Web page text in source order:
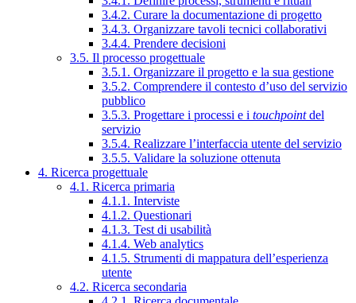
3.4.2. Curare la documentazione di progetto
3.4.3. Organizzare tavoli tecnici collaborativi
3.4.4. Prendere decisioni
3.5. Il processo progettuale
3.5.1. Organizzare il progetto e la sua gestione
3.5.2. Comprendere il contesto d’uso del servizio
pubblico
3.5.3. Progettare i processi e i touchpointdel
servizio
3.5.4. Realizzare l’interfaccia utente del servizio
3.5.5. Validare la soluzione ottenuta
4. Ricerca progettuale
4.1. Ricerca primaria
4.1.1. Interviste
4.1.2. Questionari
4.1.3. Test di usabilità
4.1.4. Web analytics
4.1.5. Strumenti di mappatura dell’esperienza
utente
4.2. Ricerca secondaria